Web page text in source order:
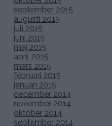
september 2015
augusti 2015
juli 2015
juni 2015
maj 2015
april 2015
mars 2015
februari 2015
januari 2015
december 2014
november 2014
oktober 2014
september 2014